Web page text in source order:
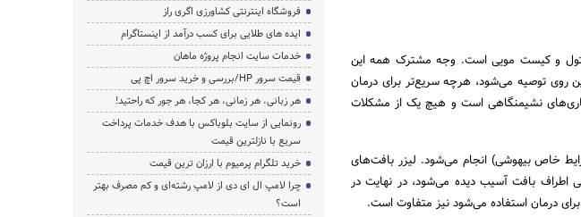
و کیست مویی است. وجه مشترک همه این
روی توصیه می‌شود، هرچه سریع‌تر برای درمان
نشیمنگاهی است و هیچ یک از مشکلات
خاص بیهوشی) انجام می‌شود. لیزر بافت‌های
اطراف بافت آسیب دیده می‌شود، در نهایت در
درمان استفاده می‌شود نیز متفاوت است.
فروشگاه اینترنتی کشاورزی اگری راز
ایده های طلایی برای کسب درآمد از اینستاگرام
خدمات سایت انجام پروژه ماهان
قیمت سرور HP/بررسی و خرید سرور اچ پی
هر زبانی، هر زمانی، هر کجا، هر جور که راحتید!
رونمایی از سایت بلوباکس با هدف خدمات پرداخت
سریع با نازلترین قیمت
خرید تلگرام پرمیوم با ارزان ترین قیمت
چرا لامپ ال ای دی از لامپ رشته‌ای و کم مصرف بهتر
است؟